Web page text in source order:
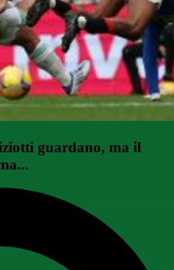
guardano, ma il